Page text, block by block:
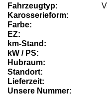
Fahrzeugtyp:
Karosserieform:
Farbe:
EZ:
km-Stand:
kW / PS:
Hubraum:
Standort:
Lieferzeit:
Unsere Nummer: